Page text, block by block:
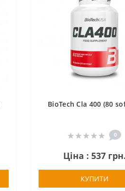
BioTech Cla 400 (80
0
Ціна : 537 грн.
КУПИТИ